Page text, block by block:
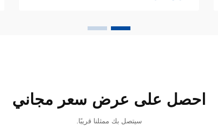
احصل على عرض سعر مجاني
سيتصل بك ممثلنا قريبًا.